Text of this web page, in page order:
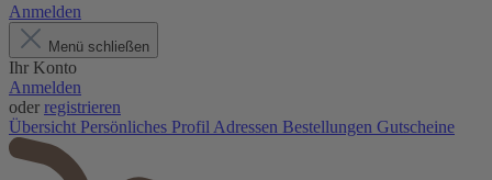
Anmelden
Menü schließen
Ihr Konto
Anmelden
oder registrieren
Übersicht Persönliches Profil Adressen Bestellungen Gutscheine